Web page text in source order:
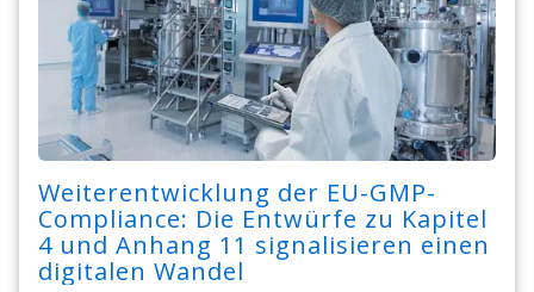
Weiterentwicklung der EU-GMP-
Compliance: Die Entwürfe zu Kapitel
4 und Anhang 11 signalisieren einen
digitalen Wandel